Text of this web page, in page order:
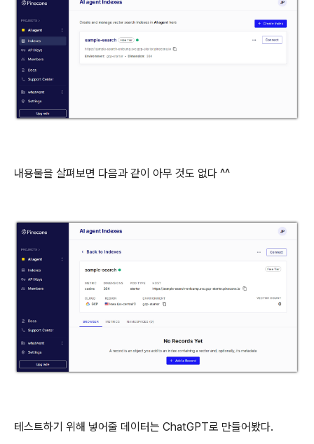
내용물을 살펴보면 다음과 같이 아무 것도 없다 ^^
테스트하기 위해 넣어줄 데이터는 ChatGPT로 만들어봤다.